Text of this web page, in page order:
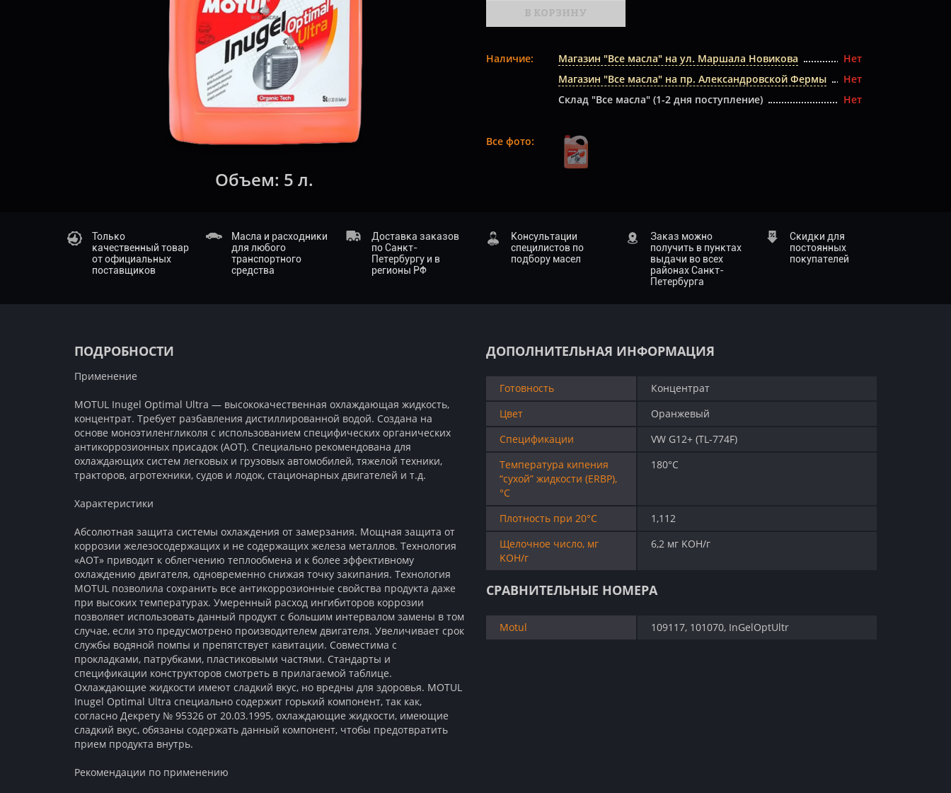
Объем: 5 л.
В КОРЗИНУ
Наличие: Магазин "Все масла" на ул. Маршала Новикова
Нет
Магазин "Все масла" на пр. Александровской Фермы
Нет
Склад "Все масла" (1-2 дня поступление)
Нет
Все фото:
Только
качественный товар
от официальных
поставщиков
Масла и расходники
для любого
транспортного
средства
Доставка заказов
по Санкт-
Петербургу и в
регионы РФ
Консультации
специлистов по
подбору масел
Заказ можно
получить в пунктах
выдачи во всех
районах Санкт-
Петербурга
Скидки для
постоянных
покупателей
ПОДРОБНОСТИ
Применение
MOTUL Inugel Optimal Ultra — высококачественная охлаждающая жидкость,
концентрат. Требует разбавления дистиллированной водой. Создана на
основе моноэтиленгликоля с использованием специфических органических
антикоррозионных присадок (АОТ). Специально рекомендована для
охлаждающих систем легковых и грузовых автомобилей, тяжелой техники,
тракторов, агротехники, судов и лодок, стационарных двигателей и т.д.
Характеристики
Абсолютная защита системы охлаждения от замерзания. Мощная защита от
коррозии железосодержащих и не содержащих железа металлов. Технология
«АОТ» приводит к облегчению теплообмена и к более эффективному
охлаждению двигателя, одновременно снижая точку закипания. Технология
MOTUL позволила сохранить все антикоррозионные свойства продукта даже
при высоких температурах. Умеренный расход ингибиторов коррозии
позволяет использовать данный продукт с большим интервалом замены в том
случае, если это предусмотрено производителем двигателя. Увеличивает срок
службы водяной помпы и препятствует кавитации. Совместима с
прокладками, патрубками, пластиковыми частями. Стандарты и
спецификации конструкторов смотреть в прилагаемой таблице.
Охлаждающие жидкости имеют сладкий вкус, но вредны для здоровья. MOTUL
Inugel Optimal Ultra специально содержит горький компонент, так как,
согласно Декрету № 95326 от 20.03.1995, охлаждающие жидкости, имеющие
сладкий вкус, обязаны содержать данный компонент, чтобы предотвратить
прием продукта внутрь.
Рекомендации по применению
ДОПОЛНИТЕЛЬНАЯ ИНФОРМАЦИЯ
Готовность
Концентрат
Цвет
Оранжевый
Спецификации
VW G12+ (TL-774F)
Температура кипения
“сухой” жидкости (ERBP),
°C
180°C
Плотность при 20°C
1,112
Щелочное число, мг
KOH/г
6,2 мг KOH/г
СРАВНИТЕЛЬНЫЕ НОМЕРА
Motul 109117, 101070, InGelOptUltr